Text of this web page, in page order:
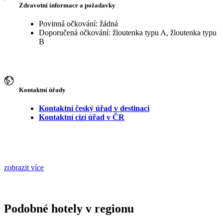
Zdravotní informace a požadavky
Povinná očkování: žádná
Doporučená očkování: žloutenka typu A, žloutenka typu
B
Kontaktní úřady
Kontaktní český úřad v destinaci
Kontaktní cizí úřad v ČR
zobrazit více
Podobné hotely v regionu